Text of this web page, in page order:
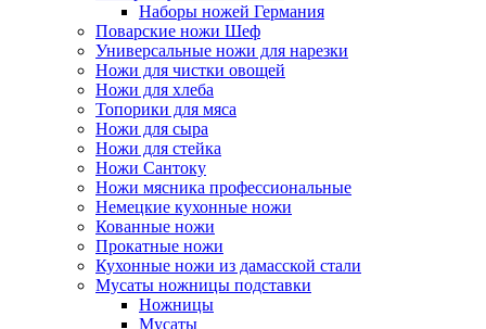
Наборы ножей Германия
Поварские ножи Шеф
Универсальные ножи для нарезки
Ножи для чистки овощей
Ножи для хлеба
Топорики для мяса
Ножи для сыра
Ножи для стейка
Ножи Сантоку
Ножи мясника профессиональные
Немецкие кухонные ножи
Кованные ножи
Прокатные ножи
Кухонные ножи из дамасской стали
Мусаты ножницы подставки
Ножницы
Мусаты